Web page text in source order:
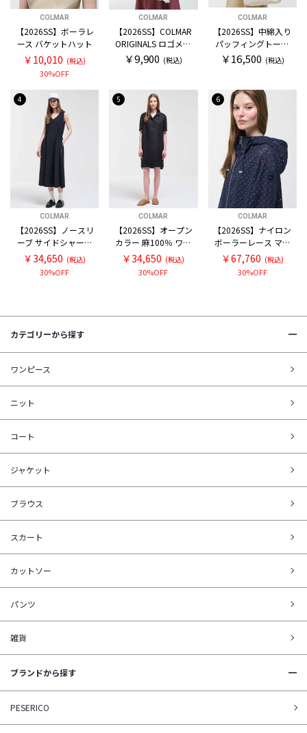
COLMAR
【2026SS】ボーラレ
ース バケットハット
￥10,010 (税込)
30%OFF
COLMAR
【2026SS】COLMAR
ORIGINALS ロゴメッ
シュ トートバッグ
￥9,900 (税込)
COLMAR
【2026SS】中綿入り
パッフィングトート
バッグ
￥16,500 (税込)
4
COLMAR
【2026SS】ノースリ
ーブ サイドシャーリ
ング ストレッチ ワン
ピース
￥34,650 (税込)
30%OFF
5
COLMAR
【2026SS】オープン
カラー 麻100％ ワン
ピース
￥34,650 (税込)
30%OFF
6
COLMAR
【2026SS】ナイロン
ボーラーレース マウ
ンテンパーカー
￥67,760 (税込)
30%OFF
カテゴリーから探す
ワンピース
ニット
コート
ジャケット
ブラウス
スカート
カットソー
パンツ
雑貨
ブランドから探す
PESERICO